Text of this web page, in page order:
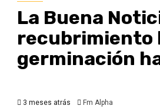
La Buena
recubrimiento
germinación
3 meses atrás Fm Alpha